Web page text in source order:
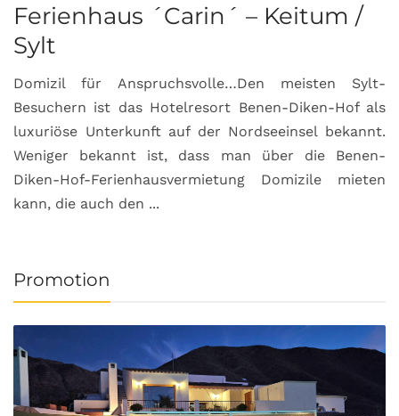
Ferienhaus ´Carin´ – Keitum /
Sylt
Domizil für Anspruchsvolle…Den meisten Sylt-
Besuchern ist das Hotelresort Benen-Diken-Hof als
luxuriöse Unterkunft auf der Nordseeinsel bekannt.
Weniger bekannt ist, dass man über die Benen-
Diken-Hof-Ferienhausvermietung Domizile mieten
kann, die auch den ...
Promotion